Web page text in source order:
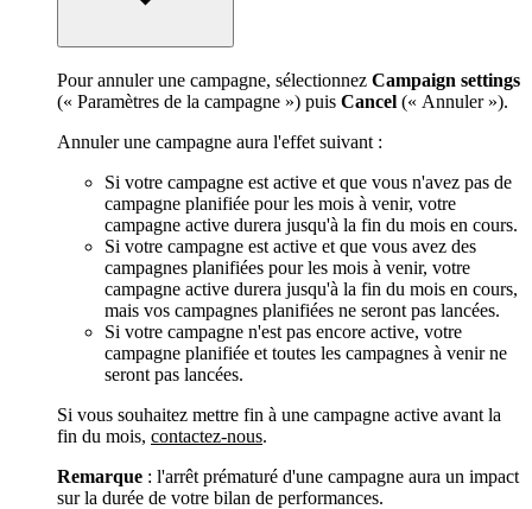
Pour annuler une campagne, sélectionnez Campaign settings
(« Paramètres de la campagne ») puis Cancel (« Annuler »).
Annuler une campagne aura l'effet suivant :
Si votre campagne est active et que vous n'avez pas de
campagne planifiée pour les mois à venir, votre
campagne active durera jusqu'à la fin du mois en cours.
Si votre campagne est active et que vous avez des
campagnes planifiées pour les mois à venir, votre
campagne active durera jusqu'à la fin du mois en cours,
mais vos campagnes planifiées ne seront pas lancées.
Si votre campagne n'est pas encore active, votre
campagne planifiée et toutes les campagnes à venir ne
seront pas lancées.
Si vous souhaitez mettre fin à une campagne active avant la
fin du mois, contactez-nous.
Remarque : l'arrêt prématuré d'une campagne aura un impact
sur la durée de votre bilan de performances.